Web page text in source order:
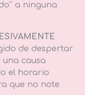
a ninguna
de despertar
causa
el horario
que no note